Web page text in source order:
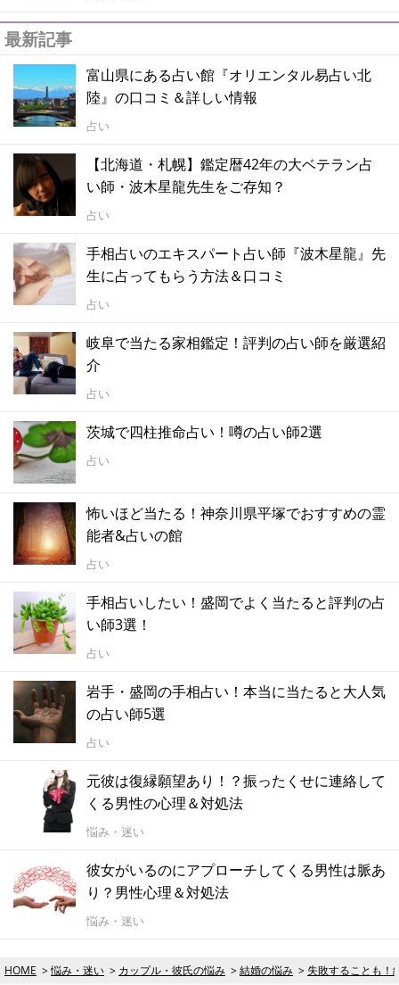
最新記事
富山県にある占い館『オリエンタル易占い北
陸』の口コミ＆詳しい情報
占い
【北海道・札幌】鑑定暦42年の大ベテラン占
い師・波木星龍先生をご存知？
占い
手相占いのエキスパート占い師『波木星龍』先
生に占ってもらう方法＆口コミ
占い
岐阜で当たる家相鑑定！評判の占い師を厳選紹
介
占い
茨城で四柱推命占い！噂の占い師2選
占い
怖いほど当たる！神奈川県平塚でおすすめの霊
能者&占いの館
占い
手相占いしたい！盛岡でよく当たると評判の占
い師3選！
占い
岩手・盛岡の手相占い！本当に当たると大人気
の占い師5選
占い
元彼は復縁願望あり！？振ったくせに連絡して
くる男性の心理＆対処法
悩み・迷い
彼女がいるのにアプローチしてくる男性は脈あ
り？男性心理＆対処法
悩み・迷い
HOME 悩み・迷い カップル・彼氏の悩み 結婚の悩み 失敗することも！